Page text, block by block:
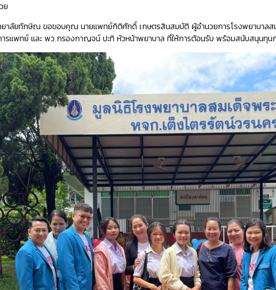
ย
ยาลัยทักษิณ ขอขอบคุณ นายแพทย์กิติศักดิ์ เกษตรสินสมบัติ ผู้อำนวยการโรงพยาบาล
รแพทย์ และ พว.กรองกาญจน์ ปะทิ หัวหน้าพยาบาล ที่ให้การต้อนรับ พร้อมสนับสนุนทุน